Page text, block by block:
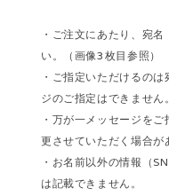
・ご注文にあたり、宛
い。（画像3枚目参照）
・ご指定いただけるの
ジのご指定はできません。
・万が一メッセージを
更させていただく場合が
・お名前以外の情報（
は記載できません。